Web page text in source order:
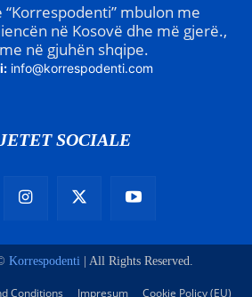
“Korrespodenti” mbulon me
në Kosovë dhe më gjerë.,
në gjuhën shqipe.
info@korrespodenti.com
SOCIALE
Korrespodenti| All Rights Reserved.
Conditions Impresum Cookie Policy (EU)